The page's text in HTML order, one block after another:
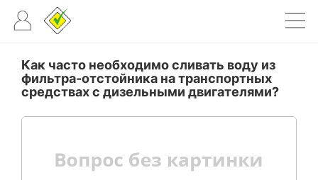
Как часто необходимо сливать воду из
фильтра-отстойника на транспортных
средствах с дизельными двигателями?